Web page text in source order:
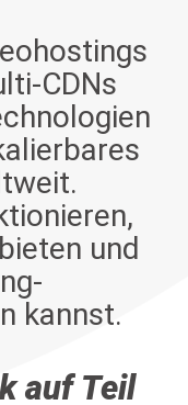
CDNs
und
kannst.
auf Teil